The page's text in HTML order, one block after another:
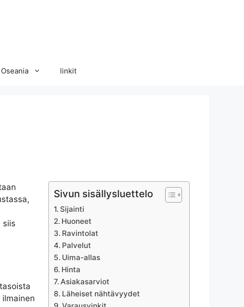
Oseania linkit
Sivun sisällysluettelo
Sijainti
Huoneet
Ravintolat
Palvelut
Uima-allas
Hinta
Asiakasarviot
Läheiset nähtävyydet
siis